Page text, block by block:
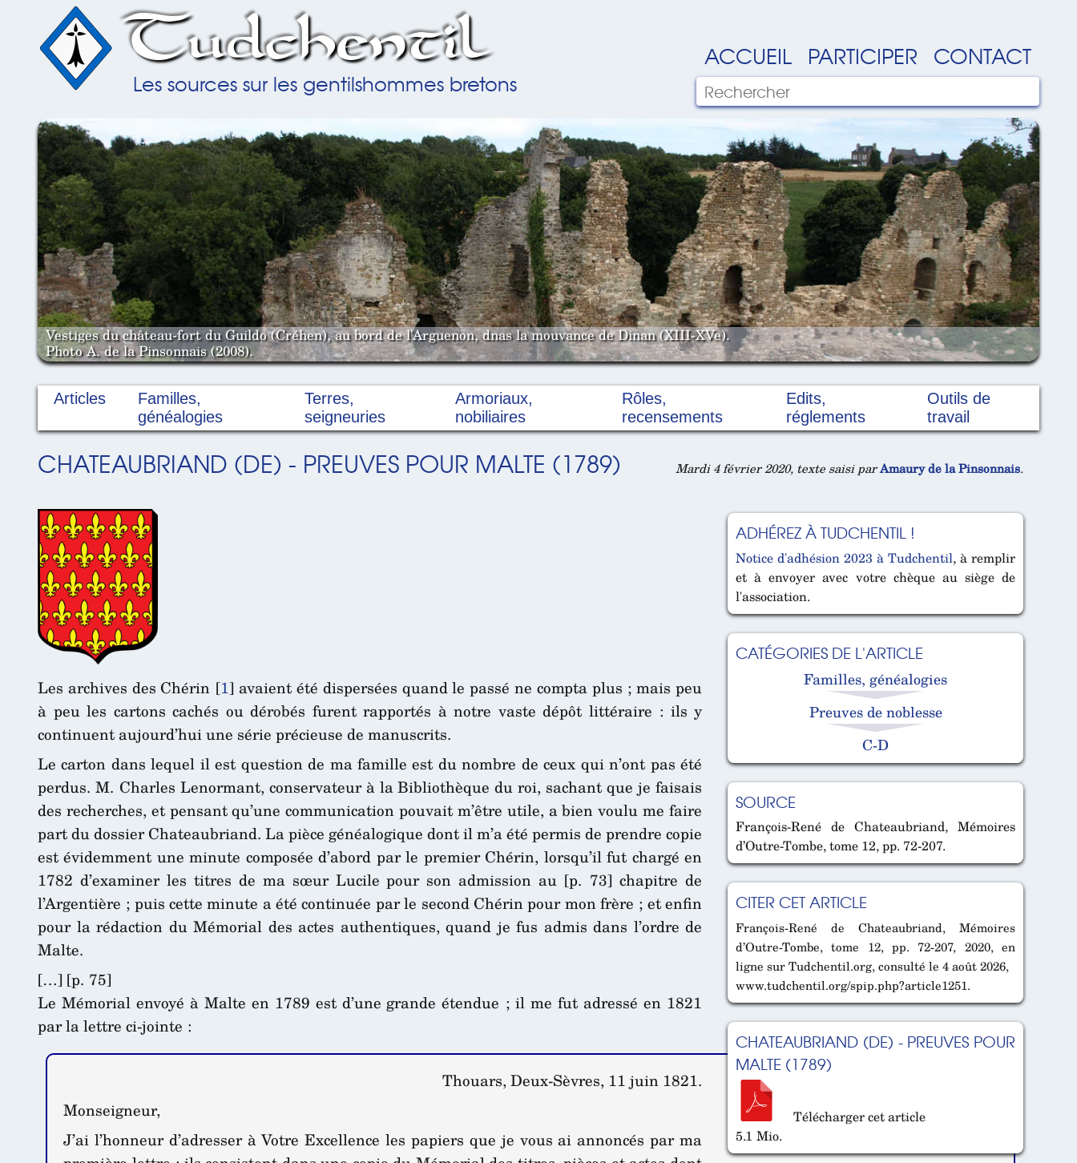
Tudchentil
Les sources sur les gentilshommes bretons
ACCUEIL PARTICIPER CONTACT
Vestiges du château-fort du Guildo (Créhen), au bord de l'Arguenon, dnas la mouvance de Dinan (XIII-XVe).
Photo A. de la Pinsonnais (2008).
Articles
Familles,
généalogies
Terres,
seigneuries
Armoriaux,
nobiliaires
Rôles,
recensements
Edits,
réglements
Outils de
travail
CHATEAUBRIAND (DE) - PREUVES POUR MALTE (1789) Mardi 4 février 2020, texte saisi parAmaury de la Pinsonnais.
ADHÉREZ À TUDCHENTIL !
Notice d'adhésion 2023 à Tudchentil, à remplir
et à envoyer avec votre chèque au siège de
l'association.
CATÉGORIES DE L'ARTICLE
Familles, généalogies
Preuves de noblesse
C-D
SOURCE
François-René de Chateaubriand, Mémoires
d’Outre-Tombe, tome 12, pp. 72-207.
CITER CET ARTICLE
François-René de Chateaubriand, Mémoires
d’Outre-Tombe, tome 12, pp. 72-207, 2020, en
ligne sur Tudchentil.org, consulté le 4 août 2026,
www.tudchentil.org/spip.php?article1251.
CHATEAUBRIAND (DE) - PREUVES POUR
MALTE (1789)
Télécharger cet article
5.1 Mio.
Les archives des Chérin [1] avaient été dispersées quand le passé ne compta plus ; mais peu
à peu les cartons cachés ou dérobés furent rapportés à notre vaste dépôt littéraire : ils y
continuent aujourd’hui une série précieuse de manuscrits.
Le carton dans lequel il est question de ma famille est du nombre de ceux qui n’ont pas été
perdus. M. Charles Lenormant, conservateur à la Bibliothèque du roi, sachant que je faisais
des recherches, et pensant qu’une communication pouvait m’être utile, a bien voulu me faire
part du dossier Chateaubriand. La pièce généalogique dont il m’a été permis de prendre copie
est évidemment une minute composée d’abord par le premier Chérin, lorsqu’il fut chargé en
1782 d’examiner les titres de ma sœur Lucile pour son admission au [p. 73] chapitre de
l’Argentière ; puis cette minute a été continuée par le second Chérin pour mon frère ; et enfin
pour la rédaction du Mémorial des actes authentiques, quand je fus admis dans l’ordre de
Malte.
[…] [p. 75]
Le Mémorial envoyé à Malte en 1789 est d’une grande étendue ; il me fut adressé en 1821
par la lettre ci-jointe :
Thouars, Deux-Sèvres, 11 juin 1821.
Monseigneur,
J’ai l’honneur d’adresser à Votre Excellence les papiers que je vous ai annoncés par ma